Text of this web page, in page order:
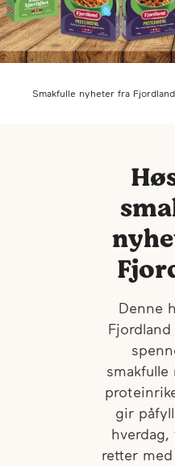
Smakfulle nyheter fra
Denne
smakfulle
gir
hverdag,
retter